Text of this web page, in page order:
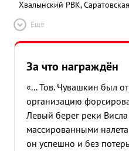
Хвалынский РВК,
Ещё
За что награждён
«... Тов. Чувашкин был
организацию
Левый берег реки
массированными
он успешно и без